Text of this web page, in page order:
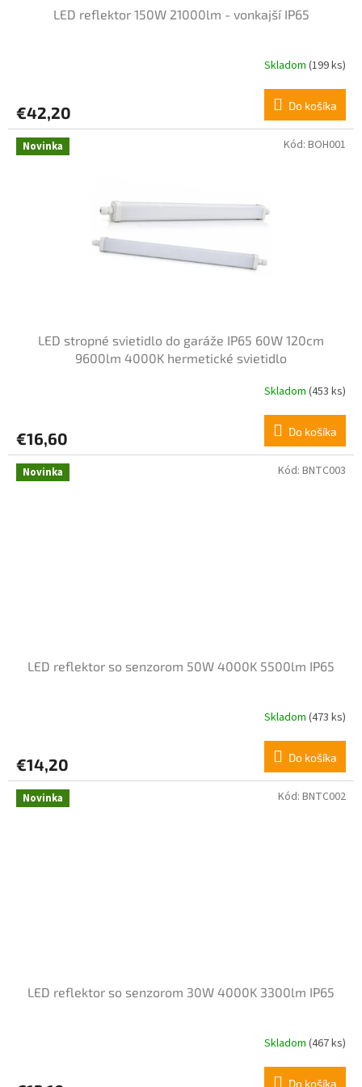
LED reflektor 150W 21000lm - vonkajší IP65
Skladom (199 ks)
€42,20 Do košíka
Novinka
LED stropné svietidlo do garáže IP65 60W 120cm
9600lm 4000K hermetické svietidlo
Skladom (453 ks)
€16,60 Do košíka
Kód: BOH001
Novinka
LED reflektor so senzorom 50W 4000K 5500lm IP65
Skladom (473 ks)
€14,20 Do košíka
Kód: BNTC003
Novinka
LED reflektor so senzorom 30W 4000K 3300lm IP65
Skladom (467 ks)
Do košíka
Kód: BNTC002